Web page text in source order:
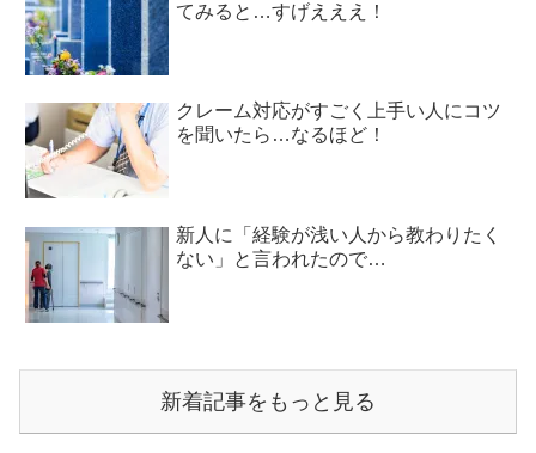
てみると…すげえええ！
クレーム対応がすごく上手い人にコツ
を聞いたら…なるほど！
新人に「経験が浅い人から教わりたく
ない」と言われたので…
新着記事をもっと見る